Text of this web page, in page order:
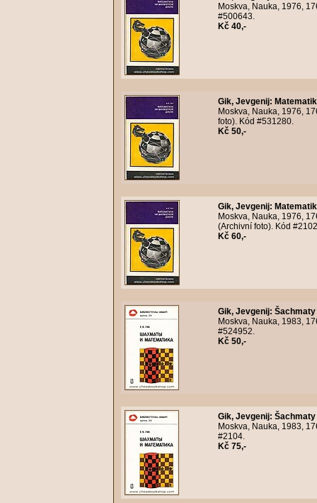
Moskva, Nauka, 1976,
#500643.
Kč 40,-
Gik, Jevgenij:
Moskva, Nauka, 1976,
foto). Kód #531280.
Kč 50,-
Gik, Jevgenij:
Moskva, Nauka, 1976,
(Archivní foto). Kód
Kč 60,-
Gik, Jevgenij:
Moskva, Nauka, 1983,
#524952.
Kč 50,-
Gik, Jevgenij:
Moskva, Nauka, 1983,
#2104.
Kč 75,-